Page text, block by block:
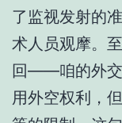
了监视发射的
术人员观摩。
回——咱的外交
用外空权利，